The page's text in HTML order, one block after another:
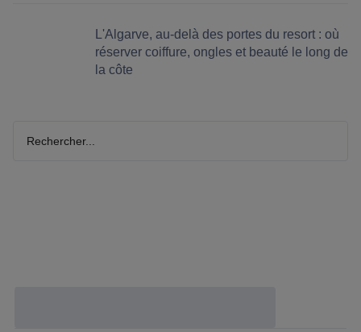
L'Algarve, au-delà des portes du resort : où
réserver coiffure, ongles et beauté le long de
la côte